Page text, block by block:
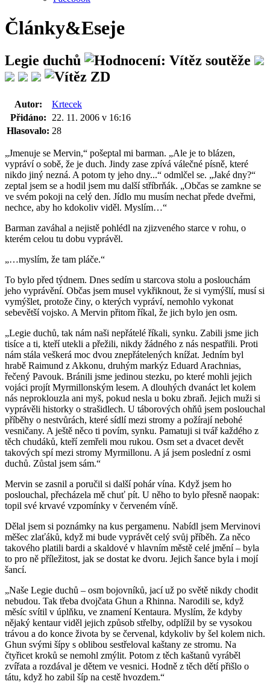
Články&Eseje
Legie duchů
Autor:
Krtecek
Přidáno:
22. 11. 2006 v 16:16
Hlasovalo: 28
„Jmenuje se Mervin,“ pošeptal mi barman. „Ale je to blázen,
vypráví o sobě, že je duch. Jindy zase zpívá válečné písně, které
nikdo jiný nezná. A potom ty jeho dny...“ odmlčel se. „Jaké dny?“
zeptal jsem se a hodil jsem mu další stříbrňák. „Občas se zamkne se
ve svém pokoji na celý den. Jídlo mu musím nechat přede dveřmi,
nechce, aby ho kdokoliv viděl. Myslím…“
Barman zaváhal a nejistě pohlédl na zjizveného starce v rohu, o
kterém celou tu dobu vyprávěl.
„…myslím, že tam pláče.“
To bylo před týdnem. Dnes sedím u starcova stolu a poslouchám
jeho vyprávění. Občas jsem musel vykřiknout, že si vymýšlí, musí si
vymýšlet, protože činy, o kterých vypráví, nemohlo vykonat
sebevětší vojsko. A Mervin přitom říkal, že jich bylo jen osm.
„Legie duchů, tak nám naši nepřátelé říkali, synku. Zabili jsme jich
tisíce a ti, kteří utekli a přežili, nikdy žádného z nás nespatřili. Proti
nám stála veškerá moc dvou znepřátelených knížat. Jedním byl
hrabě Raimund z Akkonu, druhým markýz Eduard Arachnias,
řečený Pavouk. Bránili jsme jedinou stezku, po které mohli jejich
vojáci projít Myrmillonským lesem. A dlouhých dvanáct let kolem
nás neproklouzla ani myš, pokud nesla u boku zbraň. Jejich muži si
vyprávěli historky o strašidlech. U táborových ohňů jsem poslouchal
příběhy o nestvůrách, které sídlí mezi stromy a požírají nebohé
vesničany. A ještě něco ti povím, synku. Pamatuji si tvář každého z
těch chudáků, kteří zemřeli mou rukou. Osm set a dvacet devět
takových spí mezi stromy Myrmillonu. A já jsem poslední z osmi
duchů. Zůstal jsem sám.“
Mervin se zasnil a poručil si další pohár vína. Když jsem ho
poslouchal, přecházela mě chuť pít. U něho to bylo přesně naopak:
topil své krvavé vzpomínky v červeném víně.
Dělal jsem si poznámky na kus pergamenu. Nabídl jsem Mervinovi
měšec zlaťáků, když mi bude vyprávět celý svůj příběh. Za něco
takového platili bardi a skaldové v hlavním městě celé jmění – byla
to pro ně příležitost, jak se dostat ke dvoru. Jejich šance byla i mojí
šancí.
„Naše Legie duchů – osm bojovníků, jací už po světě nikdy chodit
nebudou. Tak třeba dvojčata Ghun a Rhinna. Narodili se, když
měsíc svítil v úplňku, ve znamení Kentaura. Myslím, že kdyby
nějaký kentaur viděl jejich způsob střelby, odplížil by se vysokou
trávou a do konce života by se červenal, kdykoliv by šel kolem nich.
Ghun svými šípy s oblibou sestřeloval kaštany ze stromu. Na
čtyřicet kroků se nemohl zmýlit. Potom z těch kaštanů vyráběl
zvířata a rozdával je dětem ve vesnici. Hodně z těch dětí přišlo o
tátu, když ho zabil šíp na cestě hvozdem.“